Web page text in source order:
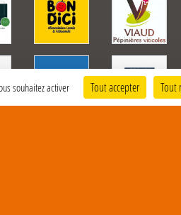
souhaitez activer Tout accepter Tout